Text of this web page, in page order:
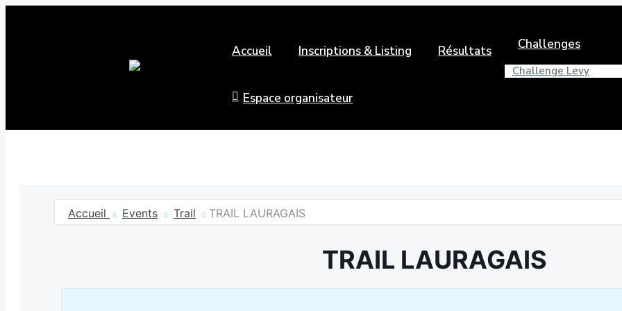
Accueil Inscriptions & Listing Résultats Challenges
Challenge Levy
Espace organisateur
Accueil Events Trail TRAIL LAURAGAIS
TRAIL LAURAGAIS